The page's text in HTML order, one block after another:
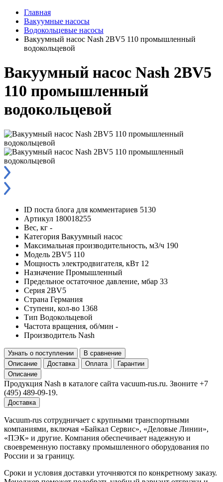
Главная
Вакуумные насосы
Водокольцевые насосы
Вакуумный насос Nash 2BV5 110 промышленный
водокольцевой
Вакуумный насос Nash 2BV5
110 промышленный
водокольцевой
ID поста блога для комментариев 5130
Артикул 180018255
Вес, кг -
Категория Вакуумный насос
Максимальная производительность, м3/ч 190
Модель 2BV5 110
Мощность электродвигателя, кВт 12
Назначение Промышленный
Предельное остаточное давление, мбар 33
Серия 2BV5
Страна Германия
Ступени, кол-во 1368
Тип Водокольцевой
Частота вращения, об/мин -
Производитель Nash
Узнать о поступлении
В сравнение
Описание
Доставка Оплата
Гарантии
Описание
Продукция Nash в каталоге сайта vacuum-rus.ru. Звоните +7
(495) 489-09-19.
Доставка
Vacuum-rus сотрудничает с крупными транспортными
компаниями, включая «Байкал Сервис», «Деловые Линии»,
«ПЭК» и другие. Компания обеспечивает надежную и
своевременную поставку промышленного оборудования по
России и за границу.
Сроки и условия доставки уточняются по конкретному заказу.